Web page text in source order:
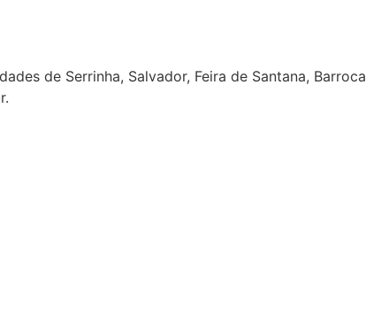
de Serrinha, Salvador, Feira de Santana,